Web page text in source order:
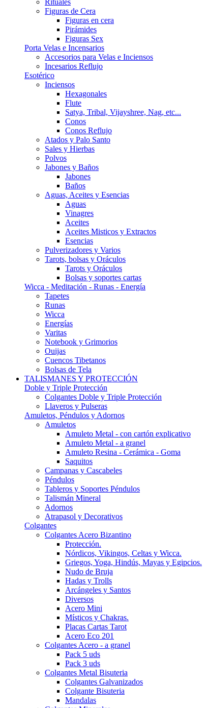
Rituales
Figuras de Cera
Figuras en cera
Pirámides
Figuras Sex
Porta Velas e Incensarios
Accesorios para Velas e Inciensos
Incesarios Reflujo
Esotérico
Inciensos
Hexagonales
Flute
Satya, Tribal, Vijayshree, Nag, etc...
Conos
Conos Reflujo
Atados y Palo Santo
Sales y Hierbas
Polvos
Jabones y Baños
Jabones
Baños
Aguas, Aceites y Esencias
Aguas
Vinagres
Aceites
Aceites Misticos y Extractos
Esencias
Pulverizadores y Varios
Tarots, bolsas y Oráculos
Tarots y Oráculos
Bolsas y soportes cartas
Wicca - Meditación - Runas - Energía
Tapetes
Runas
Wicca
Energías
Varitas
Notebook y Grimorios
Ouijas
Cuencos Tibetanos
Bolsas de Tela
TALISMANES Y PROTECCIÓN
Doble y Triple Protección
Colgantes Doble y Triple Protección
Llaveros y Pulseras
Amuletos, Péndulos y Adornos
Amuletos
Amuleto Metal - con cartón explicativo
Amuleto Metal - a granel
Amuleto Resina - Cerámica - Goma
Saquitos
Campanas y Cascabeles
Péndulos
Tableros y Soportes Péndulos
Talismán Mineral
Adornos
Atrapasol y Decorativos
Colgantes
Colgantes Acero Bizantino
Protección.
Nórdicos, Vikingos, Celtas y Wicca.
Griegos, Yoga, Hindús, Mayas y Egipcios.
Nudo de Bruja
Hadas y Trolls
Arcángeles y Santos
Diversos
Acero Mini
Místicos y Chakras.
Placas Cartas Tarot
Acero Eco 201
Colgantes Acero - a granel
Pack 5 uds
Pack 3 uds
Colgantes Metal Bisuteria
Colgantes Galvanizados
Colgante Bisuteria
Mandalas